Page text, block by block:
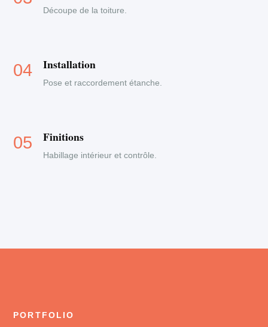
Découpe de la toiture.
Installation
Pose et raccordement étanche.
Finitions
Habillage intérieur et contrôle.
PORTFOLIO